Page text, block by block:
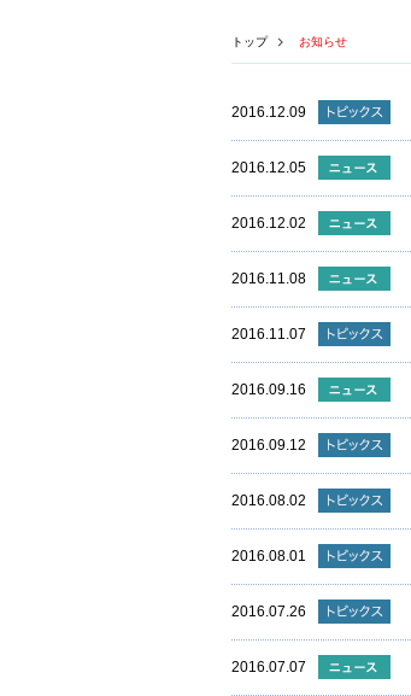
トップ お知らせ
2016.12.09
2016.12.05
2016.12.02
2016.11.08
2016.11.07
2016.09.16
2016.09.12
2016.08.02
2016.08.01
2016.07.26
2016.07.07